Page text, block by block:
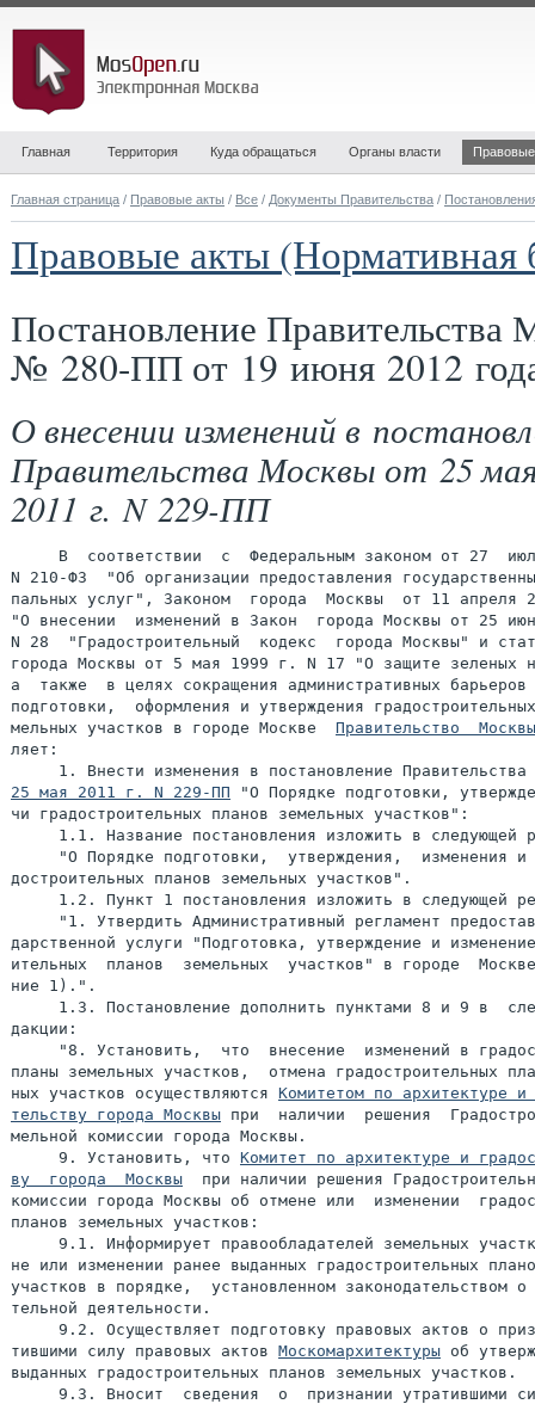
Главная Территория Куда обращаться Органы власти
Главная страница / Правовые акты / Все / Документы Правительства /
Правовые акты (Нормативная
Постановление Правительства
№ 280-ПП от 19 июня 2012
О внесении изменений в
Правительства Москвы от 25
2011 г. N 229-ПП
В  соответствии  с  Федеральным законом от 27
N 210-ФЗ  "Об организации предоставления
пальных услуг", Законом  города  Москвы  от 11 апреля
"О внесении  изменений в Закон  города Москвы от 25
N 28  "Градостроительный  кодекс  города Москвы" и
города Москвы от 5 мая 1999 г. N 17 "О защите зеленых
а  также  в целях сокращения административных барьеров
подготовки,  оформления и утверждения
мельных участков в городе Москве Правительство  Москвы
ляет:
25 мая 2011 г. N 229-ПП "О Порядке подготовки,
чи градостроительных планов земельных участков":
1.1. Название постановления изложить в следующей
"О Порядке подготовки,  утверждения,  изменения и
достроительных планов земельных участков".
1.2. Пункт 1 постановления изложить в следующей
"1. Утвердить Административный регламент
дарственной услуги "Подготовка, утверждение и
ительных  планов  земельных  участков" в городе
ние 1).".
1.3. Постановление дополнить пунктами 8 и 9 в
дакции:
"8. Установить,  что  внесение  изменений в
планы земельных участков,  отмена градостроительных
ных участков осуществляются Комитетом по архитектуре и
тельству города Москвы при  наличии  решения
мельной комиссии города Москвы.
     9. Установить, что
Комитет по архитектуре и
ву  города  Москвы
при наличии решения
комиссии города Москвы об отмене или  изменении
планов земельных участков:
9.1. Информирует правообладателей земельных
не или изменении ранее выданных градостроительных
участков в порядке,  установленном законодательством о
тельной деятельности.
9.2. Осуществляет подготовку правовых актов о
тившими силу правовых актов Москомархитектуры об
выданных градостроительных планов земельных участков.
9.3. Вносит  сведения  о  признании утратившими